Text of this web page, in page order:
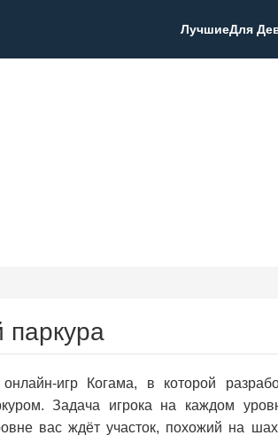
ЛучшиеДля
паркура
игр Когама, в которой
Задача игрока на каждом
вас ждёт участок, похожий на